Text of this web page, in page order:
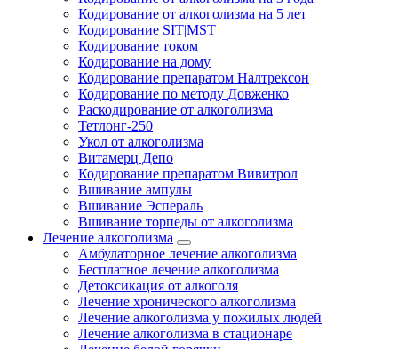
Кодирование от алкоголизма на 5 лет
Кодирование SIT|MST
Кодирование током
Кодирование на дому
Кодирование препаратом Налтрексон
Кодирование по методу Довженко
Раскодирование от алкоголизма
Тетлонг-250
Укол от алкоголизма
Витамерц Депо
Кодирование препаратом Вивитрол
Вшивание ампулы
Вшивание Эспераль
Вшивание торпеды от алкоголизма
Лечение алкоголизма
Амбулаторное лечение алкоголизма
Бесплатное лечение алкоголизма
Детоксикация от алкоголя
Лечение хронического алкоголизма
Лечение алкоголизма у пожилых людей
Лечение алкоголизма в стационаре